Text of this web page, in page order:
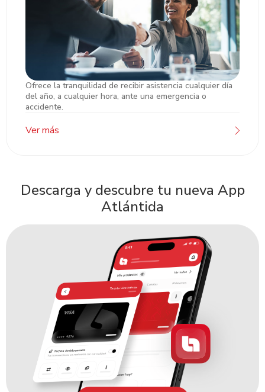
Asistencia Remesas
Ofrece la tranquilidad de recibir asistencia cualquier día
del año, a cualquier hora, ante una emergencia o
accidente.
Ver más
Descarga y descubre tu nueva App
Atlántida